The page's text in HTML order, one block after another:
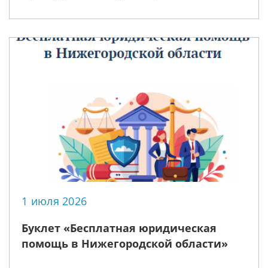
семьи, любви и верности
1 июля 2026
Буклет «Бесплатная юридическая
помощь в Нижегородской области»